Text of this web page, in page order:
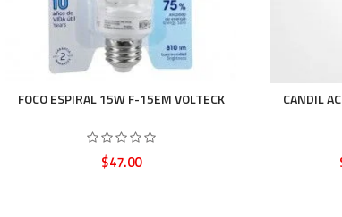
FOCO ESPIRAL 15W F-15EM VOLTECK
Precio
$47.00
CANDIL